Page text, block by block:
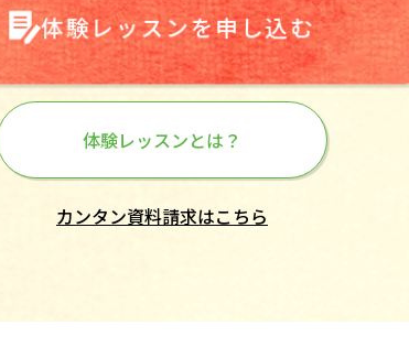
体験レッスンを申し込む
体験レッスンとは？
カンタン資料請求はこちら